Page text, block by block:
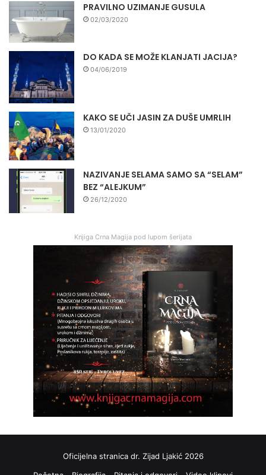
PRAVILNO UZIMANJE GUSULA
02/03/2020
DO KADA SE MOŽE KLANJATI JACIJA?
04/06/2019
KAKO SE UČI JASIN ZA DUŠE UMRLIH
13/01/2020
NAZIVANJE SELAMA SAMO SA “SELAM”
BEZ “ALEJKUM”
26/12/2020
Knjiga Crna Magija pod lupom šerijata
Oficijelna stranica dr. Zijad Ljakić 2026